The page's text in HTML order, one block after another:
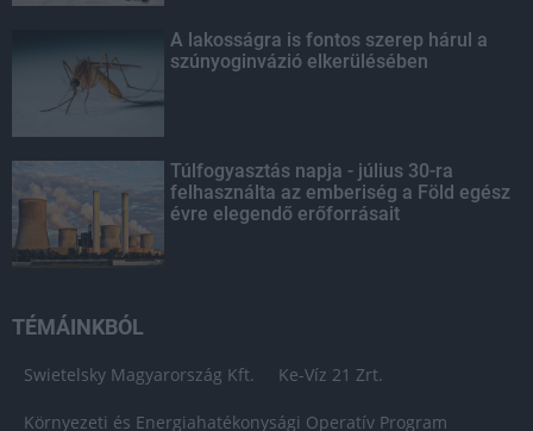
A lakosságra is fontos szerep hárul a
szúnyoginvázió elkerülésében
Túlfogyasztás napja - július 30-ra
felhasználta az emberiség a Föld egész
évre elegendő erőforrásait
TÉMÁINKBÓL
Swietelsky Magyarország Kft. Ke-Víz 21 Zrt.
Környezeti és Energiahatékonysági Operatív Program